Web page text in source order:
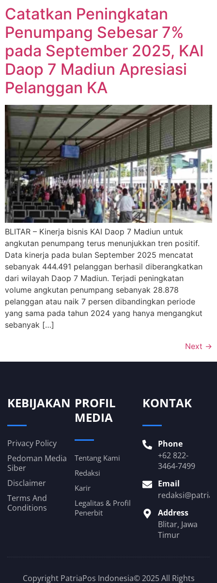
Catatkan Peningkatan
Penumpang Sebesar 7%
pada September 2025, KAI
Daop 7 Madiun Apresiasi
Pelanggan KA
BLITAR – Kinerja bisnis KAI Daop 7 Madiun untuk
angkutan penumpang terus menunjukkan tren positif.
Data kinerja pada bulan September 2025 mencatat
sebanyak 444.491 pelanggan berhasil diberangkatkan
dari wilayah Daop 7 Madiun. Terjadi peningkatan
volume angkutan penumpang sebanyak 28.878
pelanggan atau naik 7 persen dibandingkan periode
yang sama pada tahun 2024 yang hanya mengangkut
sebanyak […]
Next →
KEBIJAKAN
Privacy Policy
Pedoman Media
Siber
Disclaimer
Terms And
Conditions
PROFIL
MEDIA
Tentang Kami
Redaksi
Karir
Legalitas & Profil
Penerbit
KONTAK
Phone
+62 822-
3464-7499
Email
Address
Blitar, Jawa
Timur
Copyright PatriaPos Indonesia© 2025 All Rights